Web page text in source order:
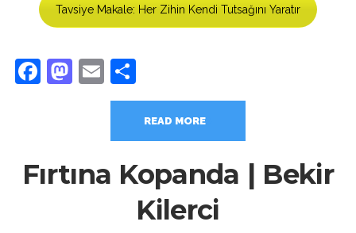
Tavsiye Makale: Her Zihin Kendi Tutsağını Yaratır
Facebook
Mastodon
Email
READ MORE
Fırtına Kopanda | Bekir
Kilerci